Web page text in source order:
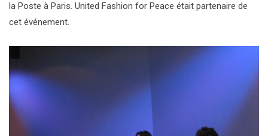
la Poste à Paris. United Fashion for Peace était partenaire de
cet événement.